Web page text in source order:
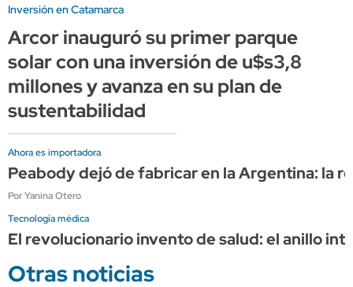
Inversión en Catamarca
Arcor inauguró su primer parque
solar con una inversión de u$s3,8
millones y avanza en su plan de
sustentabilidad
Ahora es importadora
Peabody dejó de fabricar en la Argentina: la
Por Yanina Otero
Tecnología médica
El revolucionario invento de salud: el anillo
Otras noticias